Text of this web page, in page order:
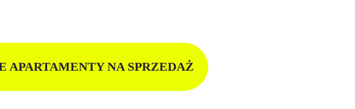
APARTAMENTY NA SPRZEDAŻ